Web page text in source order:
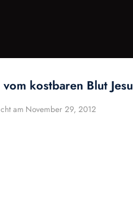
vom kostbaren Blut Jesu
am November 29, 2012